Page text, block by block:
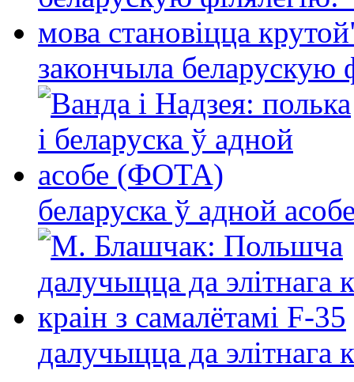
закончыла беларускую
беларуска ў адной
далучыцца да элітнага